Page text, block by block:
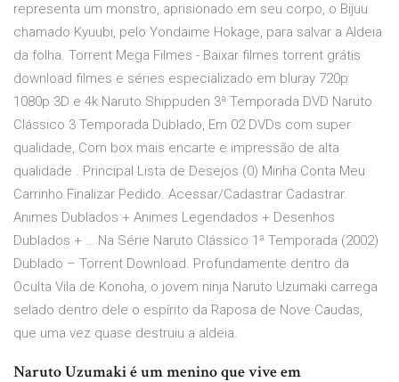
representa um monstro, aprisionado em seu corpo, o Bijuu
chamado Kyuubi, pelo Yondaime Hokage, para salvar a Aldeia
da folha. Torrent Mega Filmes - Baixar filmes torrent grátis
download filmes e séries especializado em bluray 720p
1080p 3D e 4k Naruto Shippuden 3ª Temporada DVD Naruto
Clássico 3 Temporada Dublado, Em 02 DVDs com super
qualidade, Com box mais encarte e impressão de alta
qualidade . Principal Lista de Desejos (0) Minha Conta Meu
Carrinho Finalizar Pedido. Acessar/Cadastrar Cadastrar.
Animes Dublados + Animes Legendados + Desenhos
Dublados + … Na Série Naruto Clássico 1ª Temporada (2002)
Dublado – Torrent Download. Profundamente dentro da
Oculta Vila de Konoha, o jovem ninja Naruto Uzumaki carrega
selado dentro dele o espírito da Raposa de Nove Caudas,
que uma vez quase destruiu a aldeia.
Naruto Uzumaki é um menino que vive em